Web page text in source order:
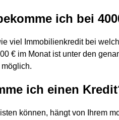
ich bei
viel Immobilienkredit bei
€ im Monat ist unter den
ich einen
können, hängt von Ihrem